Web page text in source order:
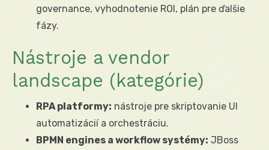
governance, vyhodnotenie ROI, plán pre ďalšie
fázy.
Nástroje a vendor
landscape (kategórie)
RPA platformy: nástroje pre skriptovanie UI
automatizácií a orchestráciu.
BPMN engines a workflow systémy: JBoss